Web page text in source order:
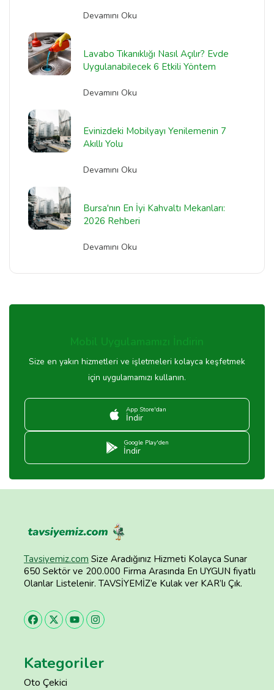
Devamını Oku
Lavabo Tıkanıklığı Nasıl Açılır? Evde
Uygulanabilecek 6 Etkili Yöntem
Devamını Oku
Evinizdeki Mobilyayı Yenilemenin 7
Akıllı Yolu
Devamını Oku
Bursa'nın En İyi Kahvaltı Mekanları:
2026 Rehberi
Devamını Oku
Mobil Uygulamamızı İndirin
Size en yakın hizmetleri ve işletmeleri kolayca keşfetmek
için uygulamamızı kullanın.
App Store'dan
İndir
Google Play'den
İndir
Tavsiyemiz.com Size Aradığınız Hizmeti Kolayca Sunar
650 Sektör ve 200.000 Firma Arasında En UYGUN fiyatlı
Olanlar Listelenir. TAVSİYEMİZ’e Kulak ver KAR’lı Çık.
Kategoriler
Oto Çekici